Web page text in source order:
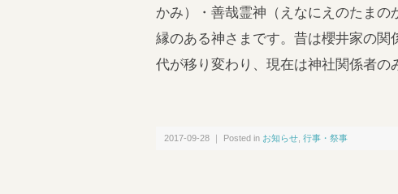
かみ）・善哉霊神（えなにえのたま
縁のある神さまです。昔は櫻井家の
代が移り変わり、現在は神社関係者の
2017-09-28 ｜ Posted in お知らせ 行事・祭事